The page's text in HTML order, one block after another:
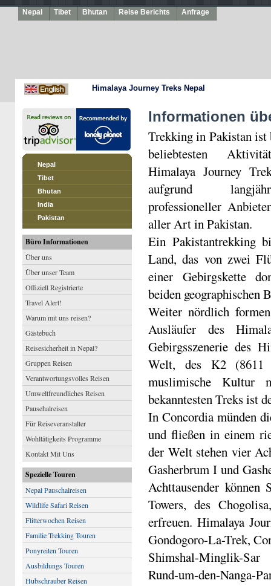
Nepal Tibet Bhutan Reise Berichts Anfrage
Himalaya Journey Treks Nepal
Informationen
Trekking in Pakistan ist
beliebtesten
Himalaya Journey
aufgrund
professioneller
aller Art in Pakistan.
Ein Pakistantrekking
Land, das von zwei
einer Gebirgskette
beiden geographischen
Weiter nördlich
Ausläufer des
Gebirgsszenerie des
Welt, des K2 (8611
muslimische Kultur
bekanntesten Treks ist
In Concordia münden
und fließen in einem
der Welt stehen vier
Gasherbrum I und
Achttausender
Towers, des
erfreuen. Himalaya
Gondogoro-La-Trek,
Shimshal-Minglik-Sar
Rund-um-den-Nanga-
Nepal
Tibet
Bhutan
India
Pakistan
Büro Informationen
Über uns
Über unser Team
Offiziell Registrierte
Travel Alert!
Warum mit uns reisen?
Gästebuch
Reisesicherheit in Nepal?
Gruppen Reisen
Verantwortungsvolles Reisen
Umweltfreundliches Reisen
Pausehalreisen
Für Reiseveranstalter
Wohltätigkeits Programme
Kontakt Mit Uns
Spezielle Touren
Nepal Pauschalreisen
Wildlife Safari Reisen
Flitterwochen Reisen
Familie Trekking Touren
Ponyreiten Touren
Ausbildungs Touren
Hubschrauber Reisen